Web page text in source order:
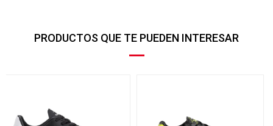
PRODUCTOS QUE TE PUEDEN INTERESAR